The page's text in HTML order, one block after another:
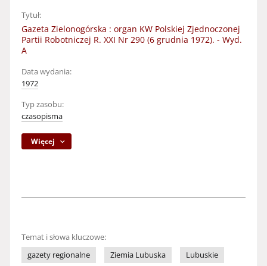
Tytuł:
Gazeta Zielonogórska : organ KW Polskiej Zjednoczonej
Partii Robotniczej R. XXI Nr 290 (6 grudnia 1972). - Wyd.
A
Data wydania:
1972
Typ zasobu:
czasopisma
Więcej
Temat i słowa kluczowe:
gazety regionalne
Ziemia Lubuska
Lubuskie